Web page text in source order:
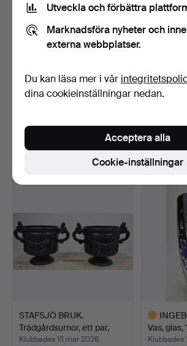
Klubbades 15 mar 2026
16 bud
Klubbades
526 USD
STAFSJÖ BRUK.
Trädgårdsurnor, ett par,
gju…
Klubbades 15 mar 2026
Vas, glas,
Klubbades
Utveckla och förbättra
Marknadsföra nyheter och
externa webbplatser.
Du kan läsa mer i vår
dina cookieinställningar nedan.
Cookie-inställningar
Acceptera alla